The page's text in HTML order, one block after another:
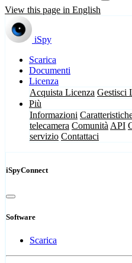
View this page in English
iSpy
Scarica
Documenti
Licenza
Acquista Licenza Gestisci
Più
Informazioni
telecamera Comunità API
servizio Contattaci
iSpyConnect
Software
Scarica